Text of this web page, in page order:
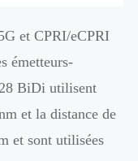
et CPRI/eCPRI
émetteurs-
BiDi utilisent
et la distance de
et sont utilisées